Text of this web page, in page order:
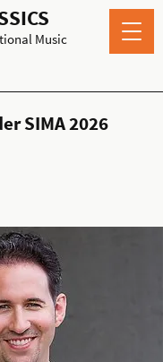
Music
SIMA 2026